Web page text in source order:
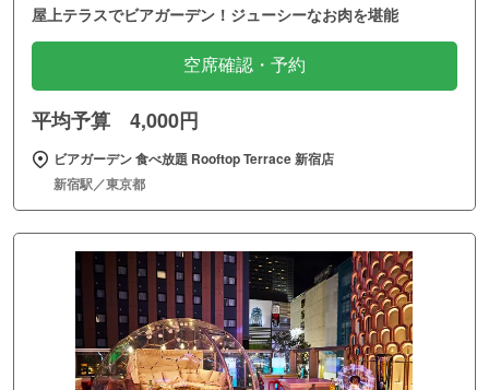
屋上テラスでビアガーデン！ジューシーなお肉を堪能
空席確認・予約
平均予算 4,000円
ビアガーデン 食べ放題 Rooftop Terrace 新宿店
新宿駅／東京都